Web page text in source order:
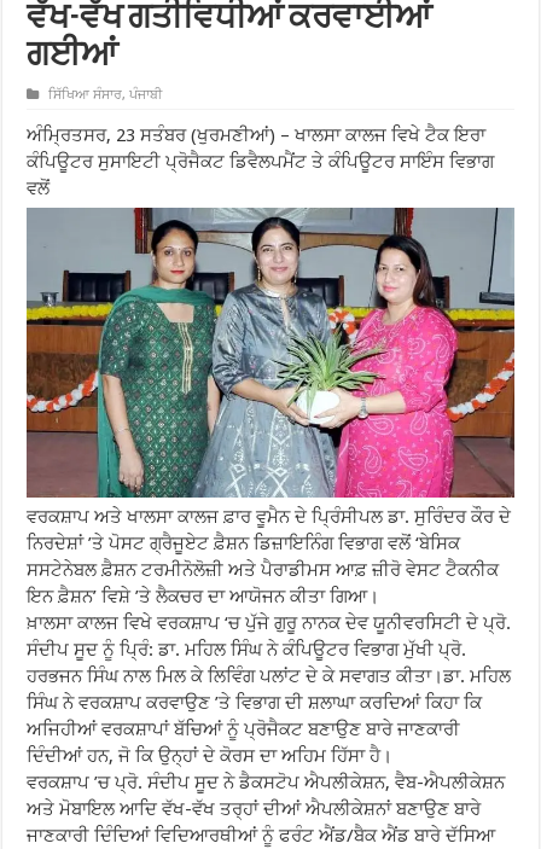
ਵੱਖ-ਵੱਖ ਗਤੀਵਿਧੀਆਂ ਕਰਵਾਈਆਂ
ਗਈਆਂ
ਸਿੱਖਿਆ ਸੰਸਾਰ,ਪੰਜਾਬੀ
ਅੰਮ੍ਰਿਤਸਰ, 23 ਸਤੰਬਰ (ਖੁਰਮਣੀਆਂ) – ਖਾਲਸਾ ਕਾਲਜ ਵਿਖੇ ਟੈਕ ਇਰਾ
ਕੰਪਿਊਟਰ ਸੁਸਾਇਟੀ ਪ੍ਰੋਜੈਕਟ ਡਿਵੈਲਪਮੈਂਟ ਤੇ ਕੰਪਿਊਟਰ ਸਾਇੰਸ ਵਿਭਾਗ
ਵਲੋਂ
ਵਰਕਸ਼ਾਪ ਅਤੇ ਖਾਲਸਾ ਕਾਲਜ ਫ਼ਾਰ ਵੂਮੈਨ ਦੇ ਪ੍ਰਿੰਸੀਪਲ ਡਾ. ਸੁਰਿੰਦਰ ਕੌਰ ਦੇ
ਨਿਰਦੇਸ਼ਾਂ ’ਤੇ ਪੋਸਟ ਗ੍ਰੈਜੂਏਟ ਫ਼ੈਸ਼ਨ ਡਿਜ਼ਾਇਨਿੰਗ ਵਿਭਾਗ ਵਲੋਂ ‘ਬੇਸਿਕ
ਸਸਟੇਨੇਬਲ ਫ਼ੈਸ਼ਨ ਟਰਮੀਨੋਲੋਜ਼ੀ ਅਤੇ ਪੈਰਾਡੀਮਸ ਆਫ਼ ਜ਼ੀਰੋ ਵੇਸਟ ਟੈਕਨੀਕ
ਇਨ ਫ਼ੈਸ਼ਨ’ ਵਿਸ਼ੇ ’ਤੇ ਲੈਕਚਰ ਦਾ ਆਯੋਜਨ ਕੀਤਾ ਗਿਆ।
ਖ਼ਾਲਸਾ ਕਾਲਜ ਵਿਖੇ ਵਰਕਸ਼ਾਪ ‘ਚ ਪੁੱਜੇ ਗੁਰੂ ਨਾਨਕ ਦੇਵ ਯੂਨੀਵਰਸਿਟੀ ਦੇ ਪ੍ਰੋ.
ਸੰਦੀਪ ਸੂਦ ਨੂੰ ਪ੍ਰਿੰ: ਡਾ. ਮਹਿਲ ਸਿੰਘ ਨੇ ਕੰਪਿਊਟਰ ਵਿਭਾਗ ਮੁੱਖੀ ਪ੍ਰੋ.
ਹਰਭਜਨ ਸਿੰਘ ਨਾਲ ਮਿਲ ਕੇ ਲਿਵਿੰਗ ਪਲਾਂਟ ਦੇ ਕੇ ਸਵਾਗਤ ਕੀਤਾ।ਡਾ. ਮਹਿਲ
ਸਿੰਘ ਨੇ ਵਰਕਸ਼ਾਪ ਕਰਵਾਉਣ ’ਤੇ ਵਿਭਾਗ ਦੀ ਸ਼ਲਾਘਾ ਕਰਦਿਆਂ ਕਿਹਾ ਕਿ
ਅਜਿਹੀਆਂ ਵਰਕਸ਼ਾਪਾਂ ਬੱਚਿਆਂ ਨੂੰ ਪ੍ਰੋਜੈਕਟ ਬਣਾਉਣ ਬਾਰੇ ਜਾਣਕਾਰੀ
ਦਿੰਦੀਆਂ ਹਨ, ਜੋ ਕਿ ਉਨ੍ਹਾਂ ਦੇ ਕੋਰਸ ਦਾ ਅਹਿਮ ਹਿੱਸਾ ਹੈ।
ਵਰਕਸ਼ਾਪ ’ਚ ਪ੍ਰੋ. ਸੰਦੀਪ ਸੂਦ ਨੇ ਡੈਕਸਟੋਪ ਐਪਲੀਕੇਸ਼ਨ, ਵੈਬ-ਐਪਲੀਕੇਸ਼ਨ
ਅਤੇ ਮੋਬਾਇਲ ਆਦਿ ਵੱਖ-ਵੱਖ ਤਰ੍ਹਾਂ ਦੀਆਂ ਐਪਲੀਕੇਸ਼ਨਾਂ ਬਣਾਉਣ ਬਾਰੇ
ਜਾਣਕਾਰੀ ਦਿੰਦਿਆਂ ਵਿਦਿਆਰਥੀਆਂ ਨੂੰ ਫਰੰਟ ਐਂਡ/ਬੈਕ ਐਂਡ ਬਾਰੇ ਦੱਸਿਆ